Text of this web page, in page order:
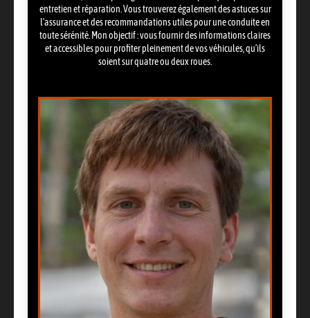
entretien et réparation. Vous trouverez également des astuces sur
l’assurance et des recommandations utiles pour une conduite en
toute sérénité. Mon objectif : vous fournir des informations claires
et accessibles pour profiter pleinement de vos véhicules, qu’ils
soient sur quatre ou deux roues.